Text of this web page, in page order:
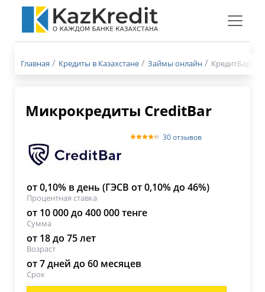
Меню
Главная Кредиты в Казахстане Займы онлайн КредитБар -
Микрокредиты CreditBar
30 отзывов
от 0,10% в день (ГЭСВ от 0,10% до 46%)
Процентная ставка
от 10 000 до 400 000 тенге
Сумма
от 18 до 75 лет
Возраст
от 7 дней до 60 месяцев
Срок